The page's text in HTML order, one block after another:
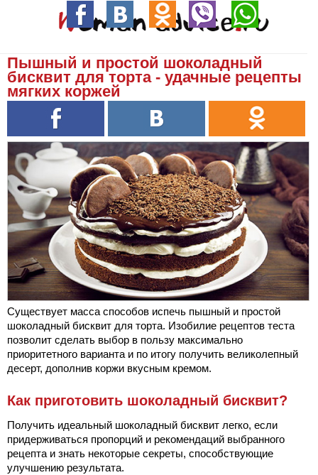
Пышный и простой шоколадный
бисквит для торта - удачные рецепты
мягких коржей
Существует масса способов испечь пышный и простой
шоколадный бисквит для торта. Изобилие рецептов теста
позволит сделать выбор в пользу максимально
приоритетного варианта и по итогу получить великолепный
десерт, дополнив коржи вкусным кремом.
Как приготовить шоколадный бисквит?
Получить идеальный шоколадный бисквит легко, если
придерживаться пропорций и рекомендаций выбранного
рецепта и знать некоторые секреты, способствующие
улучшению результата.